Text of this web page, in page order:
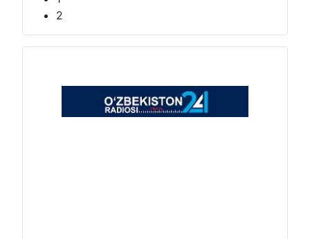
mavzusida
ikki kunlik seminar-trening
1